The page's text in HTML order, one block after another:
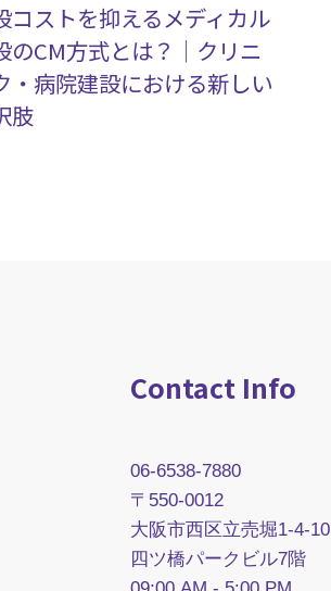
コストを抑えるメディカル
のCM方式とは？｜クリニ
・病院建設における新しい
肢
Contact Info
06-6538-7880
〒550-0012
大阪市西区立売堀1-4-10
四ツ橋パークビル7階